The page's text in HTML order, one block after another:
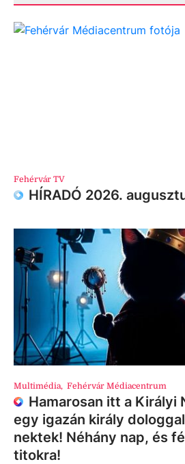
Fehérvár TV
HÍRADÓ 2026.
Multimédia, Fehérvár Médiacentrum
Hamarosan itt a Királyi
egy igazán király
nektek! Néhány nap, és
titokra!